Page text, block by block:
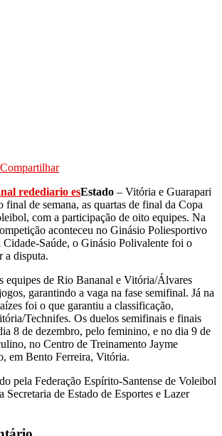
Compartilhar
Estado – Vitória e Guarapari
final de semana, as quartas de final da Copa
com a participação de oito equipes. Na
aconteceu no Ginásio Poliesportivo
Cidade-Saúde, o Ginásio Polivalente foi o
a disputa.
equipes de Rio Bananal e Vitória/Álvares
garantindo a vaga na fase semifinal. Já na
foi o que garantiu a classificação,
Technifes. Os duelos semifinais e finais
8 de dezembro, pelo feminino, e no dia 9 de
no Centro de Treinamento Jayme
em Bento Ferreira, Vitória.
pela Federação Espírito-Santense de Voleibol
Secretaria de Estado de Esportes e Lazer